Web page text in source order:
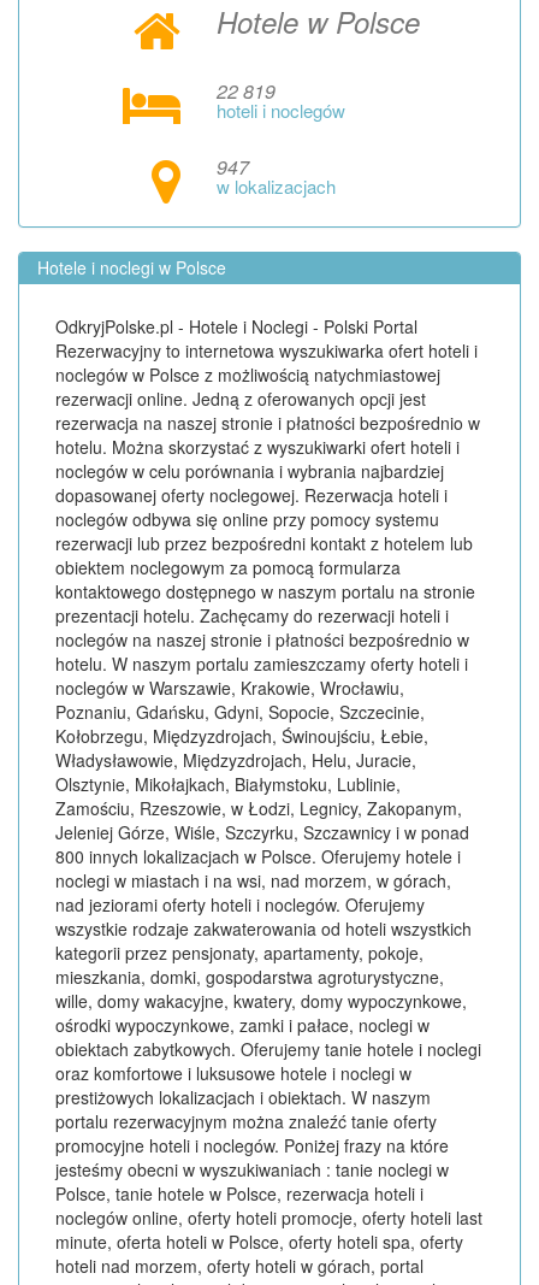
Hotele w Polsce
22 819
hoteli i noclegów
947
w lokalizacjach
Hotele i noclegi w Polsce
OdkryjPolske.pl - Hotele i Noclegi - Polski Portal
Rezerwacyjny to internetowa wyszukiwarka ofert hoteli i
noclegów w Polsce z możliwością natychmiastowej
rezerwacji online. Jedną z oferowanych opcji jest
rezerwacja na naszej stronie i płatności bezpośrednio w
hotelu. Można skorzystać z wyszukiwarki ofert hoteli i
noclegów w celu porównania i wybrania najbardziej
dopasowanej oferty noclegowej. Rezerwacja hoteli i
noclegów odbywa się online przy pomocy systemu
rezerwacji lub przez bezpośredni kontakt z hotelem lub
obiektem noclegowym za pomocą formularza
kontaktowego dostępnego w naszym portalu na stronie
prezentacji hotelu. Zachęcamy do rezerwacji hoteli i
noclegów na naszej stronie i płatności bezpośrednio w
hotelu. W naszym portalu zamieszczamy oferty hoteli i
noclegów w Warszawie, Krakowie, Wrocławiu,
Poznaniu, Gdańsku, Gdyni, Sopocie, Szczecinie,
Kołobrzegu, Międzyzdrojach, Świnoujściu, Łebie,
Władysławowie, Międzyzdrojach, Helu, Juracie,
Olsztynie, Mikołajkach, Białymstoku, Lublinie,
Zamościu, Rzeszowie, w Łodzi, Legnicy, Zakopanym,
Jeleniej Górze, Wiśle, Szczyrku, Szczawnicy i w ponad
800 innych lokalizacjach w Polsce. Oferujemy hotele i
noclegi w miastach i na wsi, nad morzem, w górach,
nad jeziorami oferty hoteli i noclegów. Oferujemy
wszystkie rodzaje zakwaterowania od hoteli wszystkich
kategorii przez pensjonaty, apartamenty, pokoje,
mieszkania, domki, gospodarstwa agroturystyczne,
wille, domy wakacyjne, kwatery, domy wypoczynkowe,
ośrodki wypoczynkowe, zamki i pałace, noclegi w
obiektach zabytkowych. Oferujemy tanie hotele i noclegi
oraz komfortowe i luksusowe hotele i noclegi w
prestiżowych lokalizacjach i obiektach. W naszym
portalu rezerwacyjnym można znaleźć tanie oferty
promocyjne hoteli i noclegów. Poniżej frazy na które
jesteśmy obecni w wyszukiwaniach : tanie noclegi w
Polsce, tanie hotele w Polsce, rezerwacja hoteli i
noclegów online, oferty hoteli promocje, oferty hoteli last
minute, oferta hoteli w Polsce, oferty hoteli spa, oferty
hoteli nad morzem, oferty hoteli w górach, portal